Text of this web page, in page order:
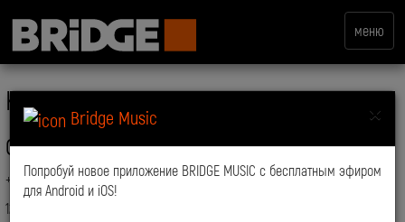
меню
×
Bridge Music
Попробуй новое приложение BRIDGE MUSIC с бесплатным эфиром
для Android и iOS!
Контакты
ООО «Он-Медиа»
+7 495 234-51-97
125252, Москва, Россия, Авиаконструктора Микояна, д. 12